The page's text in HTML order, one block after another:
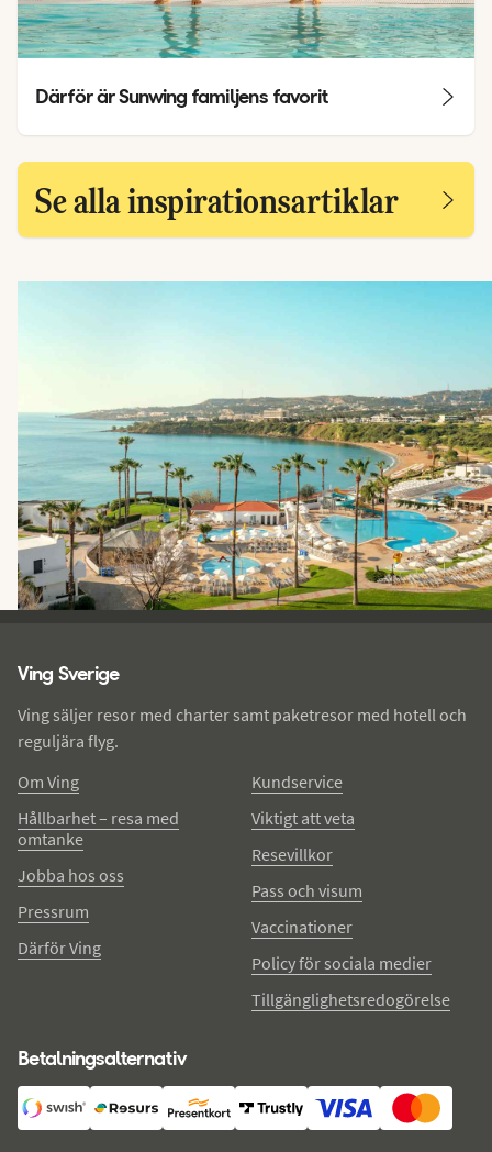
Därför är Sunwing familjens favorit
Se alla inspirationsartiklar
Ving Sverige
Ving säljer resor med charter samt paketresor med hotell och
reguljära flyg.
Om Ving
Hållbarhet – resa med
omtanke
Jobba hos oss
Pressrum
Därför Ving
Kundservice
Viktigt att veta
Resevillkor
Pass och visum
Vaccinationer
Policy för sociala medier
Tillgänglighetsredogörelse
Betalningsalternativ